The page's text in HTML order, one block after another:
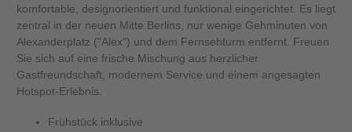
komfortable, designorientiert und funktional eingerichtet. Es liegt
zentral in der neuen Mitte Berlins, nur wenige Gehminuten von
Alexanderplatz ("Alex") und dem Fernsehturm entfernt. Freuen
Sie sich auf eine frische Mischung aus herzlicher
Gastfreundschaft, modernem Service und einem angesagten
Hotspot-Erlebnis.
Frühstück inklusive